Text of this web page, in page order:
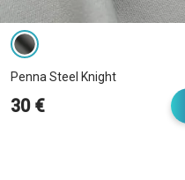
Penna Steel Knight
30 €